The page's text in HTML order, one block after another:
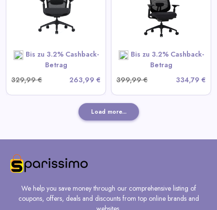
Bis zu 3.2% Cashback-
Betrag
329,99 €
263,99 €
Bis zu 3.2% Cashback-
Betrag
399,99 €
334,79 €
View All Colamy Deals
SHOP NOW
Load more...
We help you save money through our comprehensive listing of
coupons, offers, deals and discounts from top online brands and